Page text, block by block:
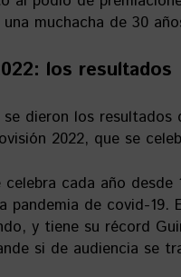
muchacha de 30
los resultados
se dieron los
2022, que se
celebra cada año
pandemia de covid-19.
y tiene su récord
si de audiencia se